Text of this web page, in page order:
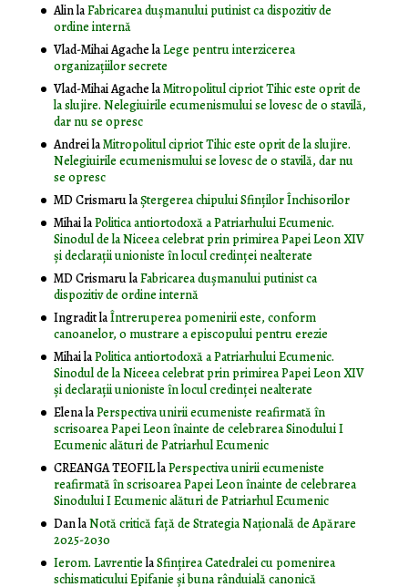
AlinlaFabricarea dușmanului putinist ca dispozitiv de
ordine internă
Vlad-Mihai AgachelaLege pentru interzicerea
organizaţiilor secrete
Vlad-Mihai AgachelaMitropolitul cipriot Tihic este oprit de
la slujire. Nelegiuirile ecumenismului se lovesc de o stavilă,
dar nu se opresc
AndreilaMitropolitul cipriot Tihic este oprit de la slujire.
Nelegiuirile ecumenismului se lovesc de o stavilă, dar nu
se opresc
MD CrismarulaŞtergerea chipului Sfinţilor Închisorilor
MihailaPolitica antiortodoxă a Patriarhului Ecumenic.
Sinodul de la Niceea celebrat prin primirea Papei Leon XIV
și declarații unioniste în locul credinței nealterate
MD CrismarulaFabricarea dușmanului putinist ca
dispozitiv de ordine internă
IngraditlaÎntreruperea pomenirii este, conform
canoanelor, o mustrare a episcopului pentru erezie
MihailaPolitica antiortodoxă a Patriarhului Ecumenic.
Sinodul de la Niceea celebrat prin primirea Papei Leon XIV
și declarații unioniste în locul credinței nealterate
ElenalaPerspectiva unirii ecumeniste reafirmată în
scrisoarea Papei Leon înainte de celebrarea Sinodului I
Ecumenic alături de Patriarhul Ecumenic
CREANGA TEOFILlaPerspectiva unirii ecumeniste
reafirmată în scrisoarea Papei Leon înainte de celebrarea
Sinodului I Ecumenic alături de Patriarhul Ecumenic
DanlaNotă critică faţă de Strategia Naţională de Apărare
2025-2030
Ierom. LavrentielaSfințirea Catedralei cu pomenirea
schismaticului Epifanie și buna rânduială canonică